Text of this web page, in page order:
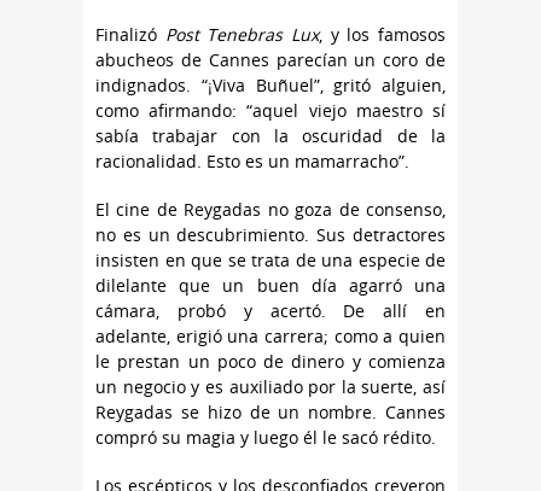
Finalizó Post Tenebras Lux, y los famosos
abucheos de Cannes parecían un coro de
indignados. “¡Viva Buñuel”, gritó alguien,
como afirmando: “aquel viejo maestro sí
sabía trabajar con la oscuridad de la
racionalidad. Esto es un mamarracho”.
El cine de Reygadas no goza de consenso,
no es un descubrimiento. Sus detractores
insisten en que se trata de una especie de
dilelante que un buen día agarró una
cámara, probó y acertó. De allí en
adelante, erigió una carrera; como a quien
le prestan un poco de dinero y comienza
un negocio y es auxiliado por la suerte, así
Reygadas se hizo de un nombre. Cannes
compró su magia y luego él le sacó rédito.
Los escépticos y los desconfiados creyeron